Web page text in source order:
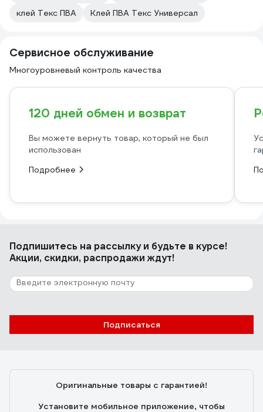
клей Текс ПВА
Клей ПВА Текс Универсал
Сервисное обслуживание
Многоуровневый контроль качества
120 дней обмен и возврат
Вы можете вернуть товар, который не был
использован
Подробнее
Подпишитесь на рассылкуи будьте в курсе!
Акции, скидки, распродажи ждут!
Подписаться
Оригинальные товары с гарантией!
Установите мобильное приложение, чтобы